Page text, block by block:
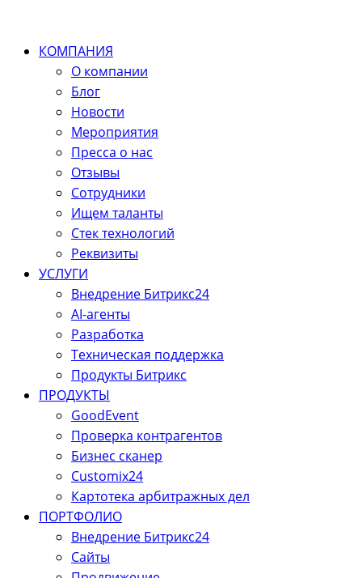
КОМПАНИЯ
О компании
Блог
Новости
Мероприятия
Пресса о нас
Отзывы
Сотрудники
Ищем таланты
Стек технологий
Реквизиты
УСЛУГИ
Внедрение Битрикс24
AI-агенты
Разработка
Техническая поддержка
Продукты Битрикс
ПРОДУКТЫ
GoodEvent
Проверка контрагентов
Бизнес сканер
Customix24
Картотека арбитражных дел
ПОРТФОЛИО
Внедрение Битрикс24
Сайты